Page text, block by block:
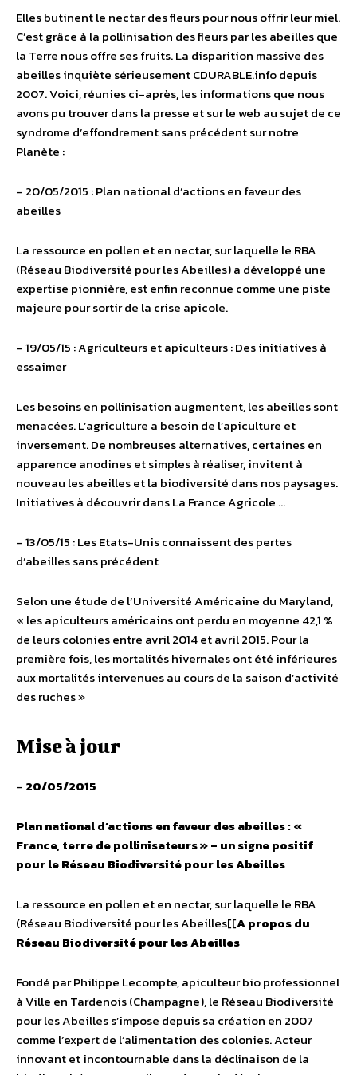
Elles butinent le nectar des fleurs pour nous offrir leur miel.
C’est grâce à la pollinisation des fleurs par les abeilles que
la Terre nous offre ses fruits. La disparition massive des
abeilles inquiète sérieusement CDURABLE.info depuis
2007. Voici, réunies ci-après, les informations que nous
avons pu trouver dans la presse et sur le web au sujet de ce
syndrome d’effondrement sans précédent sur notre
Planète :
– 20/05/2015 : Plan national d’actions en faveur des
abeilles
La ressource en pollen et en nectar, sur laquelle le RBA
(Réseau Biodiversité pour les Abeilles) a développé une
expertise pionnière, est enfin reconnue comme une piste
majeure pour sortir de la crise apicole.
– 19/05/15 : Agriculteurs et apiculteurs : Des initiatives à
essaimer
Les besoins en pollinisation augmentent, les abeilles sont
menacées. L’agriculture a besoin de l’apiculture et
inversement. De nombreuses alternatives, certaines en
apparence anodines et simples à réaliser, invitent à
nouveau les abeilles et la biodiversité dans nos paysages.
Initiatives à découvrir dans La France Agricole …
– 13/05/15 : Les Etats-Unis connaissent des pertes
d’abeilles sans précédent
Selon une étude de l’Université Américaine du Maryland,
« les apiculteurs américains ont perdu en moyenne 42,1 %
de leurs colonies entre avril 2014 et avril 2015. Pour la
première fois, les mortalités hivernales ont été inférieures
aux mortalités intervenues au cours de la saison d’activité
des ruches »
Mise à jour
– 20/05/2015
Plan national d’actions en faveur des abeilles : «
France, terre de pollinisateurs » – un signe positif
pour le Réseau Biodiversité pour les Abeilles
La ressource en pollen et en nectar, sur laquelle le RBA
(Réseau Biodiversité pour les Abeilles[[A propos du
Réseau Biodiversité pour les Abeilles
Fondé par Philippe Lecompte, apiculteur bio professionnel
à Ville en Tardenois (Champagne), le Réseau Biodiversité
pour les Abeilles s’impose depuis sa création en 2007
comme l’expert de l’alimentation des colonies. Acteur
innovant et incontournable dans la déclinaison de la